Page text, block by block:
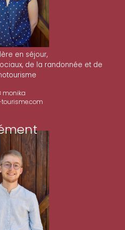
en séjour,
de la randonnée et de
monika